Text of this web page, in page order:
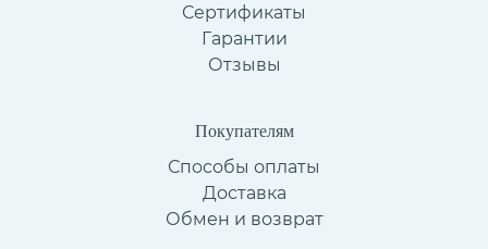
Сертификаты
Гарантии
Отзывы
Покупателям
Способы оплаты
Доставка
Обмен и возврат